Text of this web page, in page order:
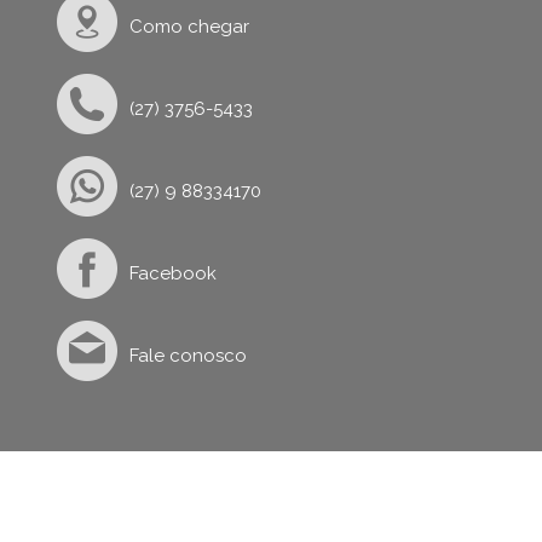
Como chegar
(27) 3756-5433
(27) 9 88334170
Facebook
Fale conosco